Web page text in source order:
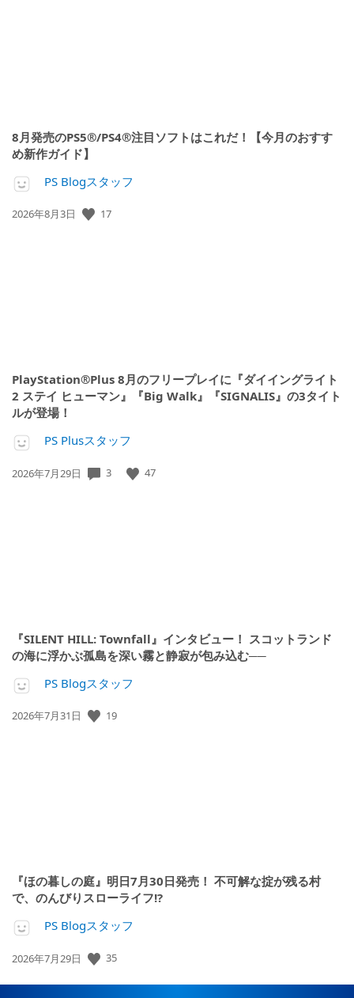
8月発売のPS5®/PS4®注目ソフトはこれだ！【今月のおすす
め新作ガイド】
PS Blogスタッフ
公
2026年8月3日 17
PlayStation®Plus 8月のフリープレイに『ダイイングライト
2 ステイ ヒューマン』『Big Walk』『SIGNALIS』の3タイト
ルが登場！
PS Plusスタッフ
公
2026年7月29日 3 47
『SILENT HILL: Townfall』インタビュー！ スコットランド
の海に浮かぶ孤島を深い霧と静寂が包み込む──
PS Blogスタッフ
公
2026年7月31日 19
『ほの暮しの庭』明日7月30日発売！ 不可解な掟が残る村
で、のんびりスローライフ!?
PS Blogスタッフ
公
日:
2026年7月29日 35